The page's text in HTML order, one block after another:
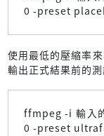
0 -preset
使用最低的壓縮率
輸出正式結果前的
ffmpeg -i 輸入
0 -preset